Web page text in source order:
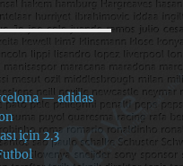
— adidas
için 2.3